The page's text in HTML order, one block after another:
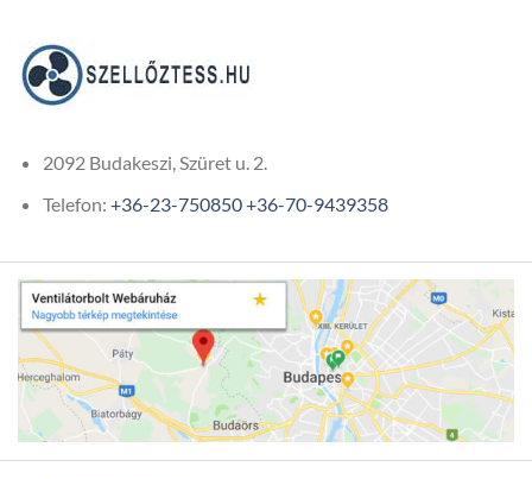
2092 Budakeszi, Szüret u. 2.
Telefon: +36-23-750850+36-70-9439358